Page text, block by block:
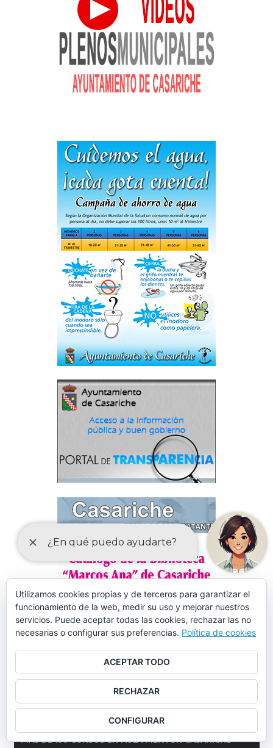
MÁS DE 150 CURSOS EN AULA MENTOR CASARICHE
Utilizamos cookies propias y de terceros para garantizar el
funcionamiento de la web, medir su uso y mejorar nuestros
servicios. Puede aceptar todas las cookies, rechazar las no
necesarias o configurar sus preferencias. Política de cookies
ACEPTAR TODO
RECHAZAR
CONFIGURAR